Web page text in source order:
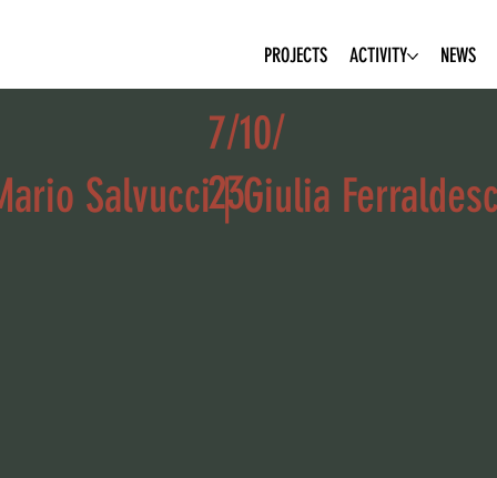
PROJECTS ACTIVITY NEWS
7/10/
23
Salvucci | Giulia